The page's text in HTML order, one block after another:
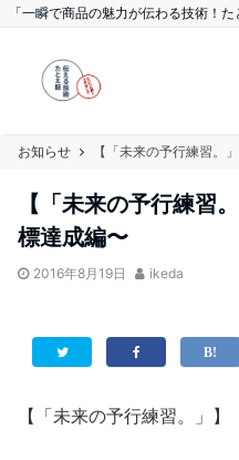
「一瞬で商品の魅力が伝わる技術！た
お知らせ 【「未来の予行練習。
【「未来の予行練習
標達成編〜
2016年8月19日 ikeda
【「未来の予行練習。」】